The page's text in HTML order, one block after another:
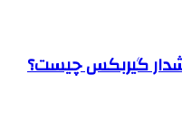
گیربکس چیست؟